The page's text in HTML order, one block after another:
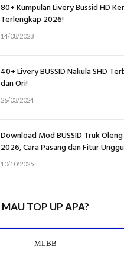
80+ Kumpulan Livery Bussid HD
Terlengkap 2026!
14/08/2023
40+ Livery BUSSID Nakula SHD
dan Ori!
26/03/2024
Download Mod BUSSID Truk
2026, Cara Pasang dan Fitur
10/10/2025
MAU TOP UP APA?
MLBB